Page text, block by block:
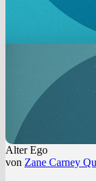
Alter Ego
von Zane Carney